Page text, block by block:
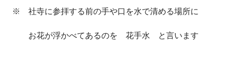
※ 社寺に参拝する前の手や口を水で清める場所に
お花が浮かべてあるのを 花手水 と言います